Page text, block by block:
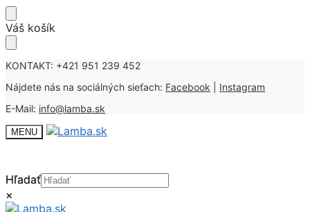
Skip
to
Skip
to
Váš košík
KONTAKT: +421 951 239 452
Nájdete nás na sociálných sieťach: Facebook
Instagram
E-Mail: info@lamba.sk
MENU
Hľadať
×
Hľadať
×